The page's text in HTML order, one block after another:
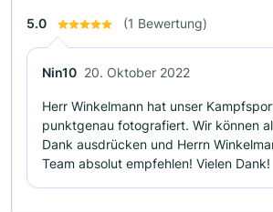
5.0 (1 Bewertung)
Nin10 20. Oktober 2022
Herr Winkelmann hat unser
punktgenau fotografiert. Wir können
Dank ausdrücken und Herrn
Team absolut empfehlen! Vielen Dank!